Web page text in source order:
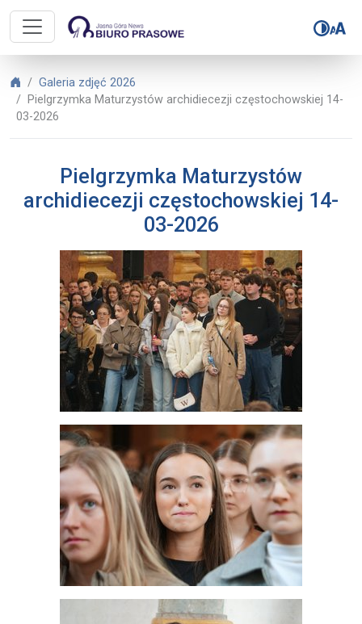
Biuro Prasowe Jasnej Góry –
Biuro Prasowe Jasnej Góry
Galeria zdjęć 2026
Pielgrzymka Maturzystów archidiecezji częstochowskiej 14-
03-2026
Pielgrzymka Maturzystów
archidiecezji częstochowskiej 14-
03-2026